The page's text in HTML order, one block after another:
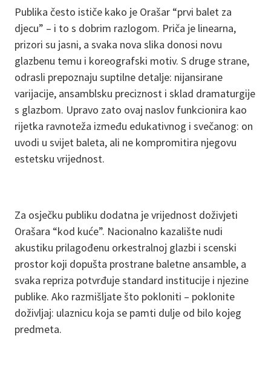
Publika često ističe kako je Orašar “prvi balet za
djecu” – i to s dobrim razlogom. Priča je linearna,
prizori su jasni, a svaka nova slika donosi novu
glazbenu temu i koreografski motiv. S druge strane,
odrasli prepoznaju suptilne detalje: nijansirane
varijacije, ansamblsku preciznost i sklad dramaturgije
s glazbom. Upravo zato ovaj naslov funkcionira kao
rijetka ravnoteža između edukativnog i svečanog: on
uvodi u svijet baleta, ali ne kompromitira njegovu
estetsku vrijednost.
Za osječku publiku dodatna je vrijednost doživjeti
Orašara “kod kuće”. Nacionalno kazalište nudi
akustiku prilagođenu orkestralnoj glazbi i scenski
prostor koji dopušta prostrane baletne ansamble, a
svaka repriza potvrđuje standard institucije i njezine
publike. Ako razmišljate što pokloniti – poklonite
doživljaj: ulaznicu koja se pamti dulje od bilo kojeg
predmeta.